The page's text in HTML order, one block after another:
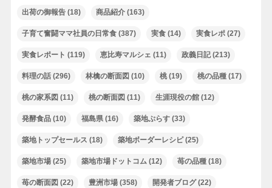
出荷の御報告(18) 商品紹介(163)
子育て奮闘ママ社員の日常食(387) 実食(14) 実食レポ(27)
実食レポート (119) 恵比寿マルシェ (11) 政義日記(213)
料理の話(296) 林檎の断面図 (10) 桃(19) 桃の品種(17)
桃の家系図 (11) 桃の断面図 (11) 生涯現役の館(12)
発酵食品(10) 福島県(16) 築地ぷらす(33)
築地トップセールス (18) 築地ボーダーレシピ(25)
築地市場(25) 築地市場ドットコム(12) 苺の品種(18)
苺の断面図 (22) 豊洲市場(358) 開発者ブログ(22)